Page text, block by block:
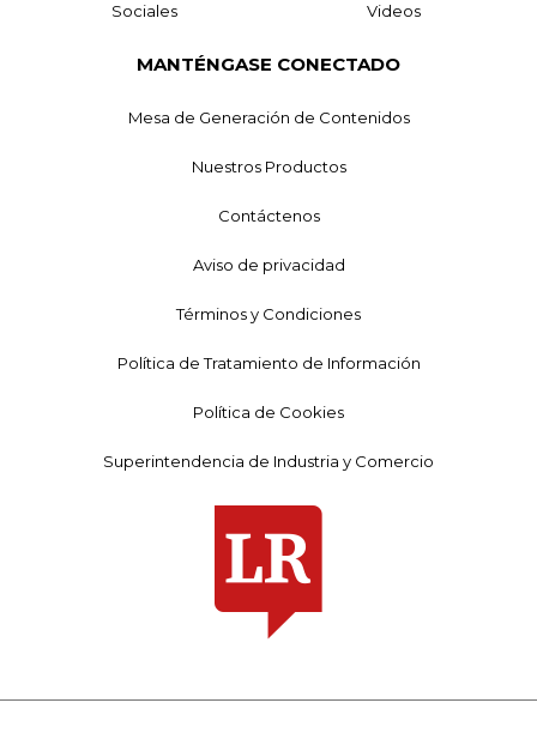
Sociales Videos
MANTÉNGASE CONECTADO
Mesa de Generación de Contenidos
Nuestros Productos
Contáctenos
Aviso de privacidad
Términos y Condiciones
Política de Tratamiento de Información
Política de Cookies
Superintendencia de Industria y Comercio